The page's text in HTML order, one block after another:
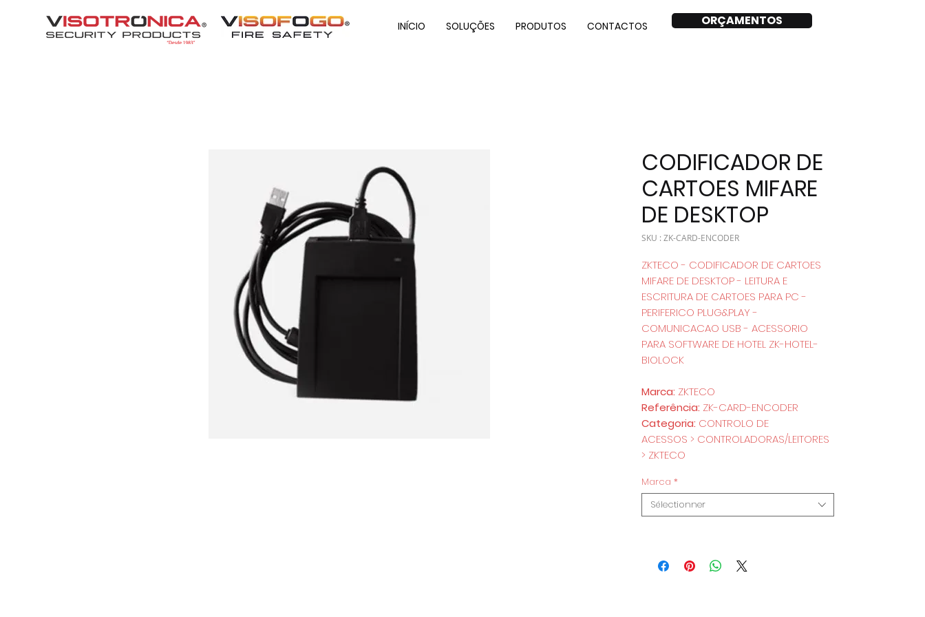
INÍCIO SOLUÇÕES PRODUTOS CONTACTOS ORÇAMENTOS
CODIFICADOR DE
CARTOES MIFARE
DE DESKTOP
SKU : ZK-CARD-ENCODER
ZKTECO - CODIFICADOR DE CARTOES
MIFARE DE DESKTOP - LEITURA E
ESCRITURA DE CARTOES PARA PC -
PERIFERICO PLUG&PLAY -
COMUNICACAO USB - ACESSORIO
PARA SOFTWARE DE HOTEL ZK-HOTEL-
BIOLOCK
Marca: ZKTECO
Referência: ZK-CARD-ENCODER
Categoria: CONTROLO DE
ACESSOS > CONTROLADORAS/LEITORES
> ZKTECO
Marca *
Sélectionner